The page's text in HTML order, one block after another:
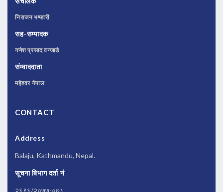
निराजन भण्डारी
सह-सम्पादक
गणेश प्रसाद वन्जाडे
संम्वाददाता
महेश्वर नेपाल
CONTACT
Address
Balaju, Kathmandu, Nepal.
सूचना बिभाग दर्ता नं
२६९६/२०७७-०७८